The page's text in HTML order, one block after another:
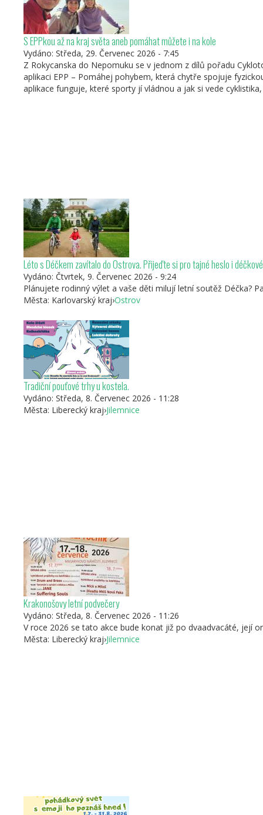
S EPPkou až na kraj světa aneb pomáhat můžete i na kole
Vydáno: Středa, 29. Červenec 2026 - 7:45
Z Rokycanska do Nepomuku se v jednom z dílů pořadu
aplikaci EPP – Pomáhej pohybem, která chytře spojuje
aplikace funguje, které sporty jí vládnou a jak si vede
Léto s Déčkem zavítalo do Ostrova. Přijeďte si pro tajné heslo i
Vydáno: Čtvrtek, 9. Červenec 2026 - 9:24
Plánujete rodinný výlet a vaše děti milují letní soutěž Déčka?
Města: Karlovarský kraj›Ostrov
Tradiční pouťové trhy u kostela.
Vydáno: Středa, 8. Červenec 2026 - 11:28
Města: Liberecký kraj›Jilemnice
Krakonošovy letní podvečery
Vydáno: Středa, 8. Červenec 2026 - 11:26
V roce 2026 se tato akce bude konat již po dvaadvacáté, její
Města: Liberecký kraj›Jilemnice